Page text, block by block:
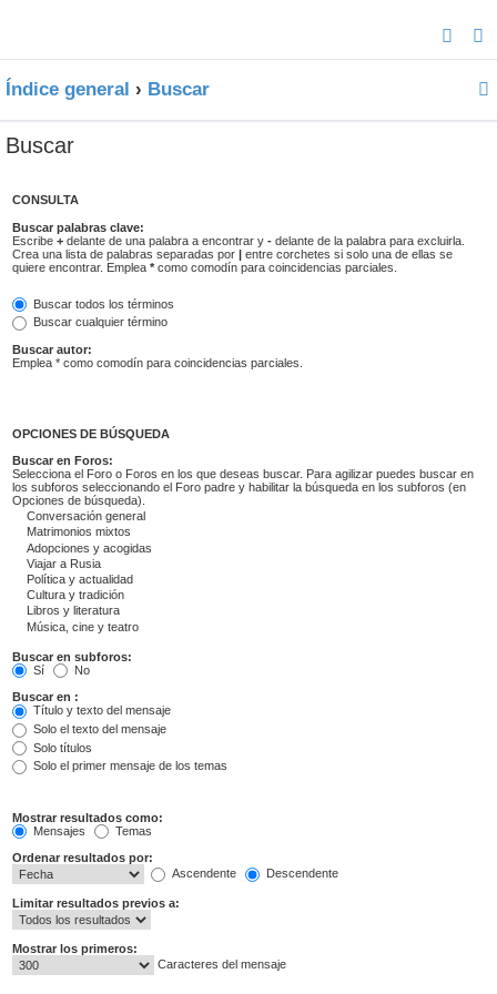
Índice general Buscar
Buscar
CONSULTA
Buscar palabras clave:
Escribe + delante de una palabra a encontrar y - delante de la palabra para excluirla.
Crea una lista de palabras separadas por | entre corchetes si solo una de ellas se
quiere encontrar. Emplea * como comodín para coincidencias parciales.
Buscar todos los términos
Buscar cualquier término
Buscar autor:
Emplea * como comodín para coincidencias parciales.
OPCIONES DE BÚSQUEDA
Buscar en Foros:
Selecciona el Foro o Foros en los que deseas buscar. Para agilizar puedes buscar en
los subforos seleccionando el Foro padre y habilitar la búsqueda en los subforos (en
Opciones de búsqueda).
Buscar en subforos:
Sí
No
Buscar en :
Título y texto del mensaje
Solo el texto del mensaje
Solo títulos
Solo el primer mensaje de los temas
Mostrar resultados como:
Mensajes
Temas
Ordenar resultados por:
Ascendente
Descendente
Limitar resultados previos a:
Mostrar los primeros:
Caracteres del mensaje